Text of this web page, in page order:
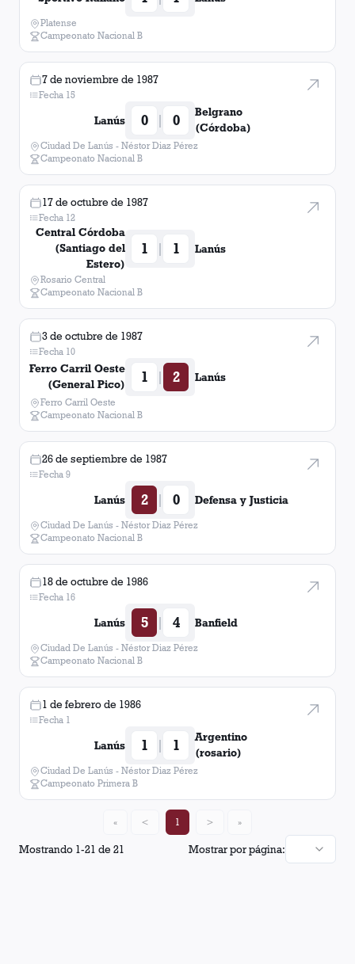
Platense
Campeonato Nacional B
7 de noviembre de 1987
Fecha 15
Lanús 0 | 0
Belgrano
(Córdoba)
Ciudad De Lanús - Néstor Diaz Pérez
Campeonato Nacional B
17 de octubre de 1987
Fecha 12
Central Córdoba
(Santiago del
Estero)
1 | 1 Lanús
Rosario Central
Campeonato Nacional B
3 de octubre de 1987
Fecha 10
Ferro Carril Oeste
(General Pico)
1 | 2 Lanús
Ferro Carril Oeste
Campeonato Nacional B
26 de septiembre de 1987
Fecha 9
Lanús 2 | 0 Defensa y Justicia
Ciudad De Lanús - Néstor Diaz Pérez
Campeonato Nacional B
18 de octubre de 1986
Fecha 16
Lanús 5 | 4 Banfield
Ciudad De Lanús - Néstor Diaz Pérez
Campeonato Nacional B
1 de febrero de 1986
Fecha 1
Lanús 1 | 1
Argentino
(rosario)
Ciudad De Lanús - Néstor Diaz Pérez
Campeonato Primera B
Mostrando 1-21 de21 Mostrar por página:
« < 1 > »